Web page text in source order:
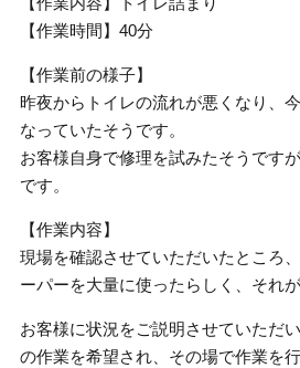
【作業時間】40分
【作業前の様子】
昨夜からトイレの流れが悪くなり、
なっていたそうです。
お客様自身で修理を試みたそうです
です。
【作業内容】
現場を確認させていただいたところ
ーパーを大量に使ったらしく、それが
お客様に状況をご説明させていただ
の作業を希望され、その場で作業を行